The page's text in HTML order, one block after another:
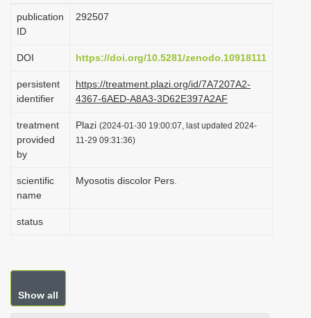
g
t
o
publication
ID
292507
DOI https://doi.org/10.5281/zenodo.10918111
persistent
identifier
https://treatment.plazi.org/id/7A7207A2-
4367-6AED-A8A3-3D62E397A2AF
treatment
provided
by
Plazi (2024-01-30 19:00:07, last updated 2024-
11-29 09:31:36)
scientific
name
Myosotis discolor Pers.
status
Show all